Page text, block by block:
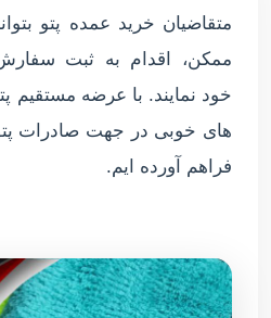
متقاضیان خرید عمده پتو
ممکن، اقدام به ثبت
خود نمایند. با عرضه مستقیم
های خوبی در جهت صادرات
فراهم آورده ایم.